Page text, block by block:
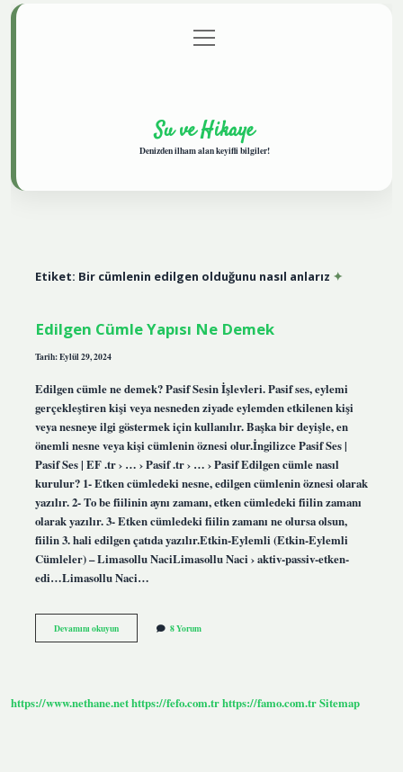
Gizlilik Politikası
menüyü
aç
Su ve Hikaye
Denizden ilham alan keyifli bilgiler!
Etiket: Bir cümlenin edilgen olduğunu nasıl anlarız
Edilgen Cümle Yapısı Ne Demek
Tarih: Eylül 29, 2024
Edilgen cümle ne demek? Pasif Sesin İşlevleri. Pasif ses, eylemi
gerçekleştiren kişi veya nesneden ziyade eylemden etkilenen kişi
veya nesneye ilgi göstermek için kullanılır. Başka bir deyişle, en
önemli nesne veya kişi cümlenin öznesi olur.İngilizce Pasif Ses |
Pasif Ses | EF .tr › … › Pasif .tr › … › Pasif Edilgen cümle nasıl
kurulur? 1- Etken cümledeki nesne, edilgen cümlenin öznesi olarak
yazılır. 2- To be fiilinin aynı zamanı, etken cümledeki fiilin zamanı
olarak yazılır. 3- Etken cümledeki fiilin zamanı ne olursa olsun,
fiilin 3. hali edilgen çatıda yazılır.Etkin-Eylemli (Etkin-Eylemli
Cümleler) – Limasollu NaciLimasollu Naci › aktiv-passiv-etken-
edi…Limasollu Naci…
Devamını okuyunEdilgen
Cümle
8 Yorum
https://www.nethane.nethttps://fefo.com.trhttps://famo.com.trSitemap